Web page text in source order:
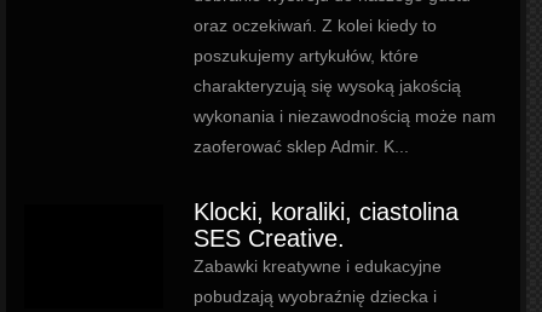
oraz oczekiwań. Z kolei kiedy to
poszukujemy artykułów, które
charakteryzują się wysoką jakością
wykonania i niezawodnością może nam
zaoferować sklep Admir. K...
Klocki, koraliki, ciastolina
SES Creative.
Zabawki kreatywne i edukacyjne
pobudzają wyobraźnię dziecka i